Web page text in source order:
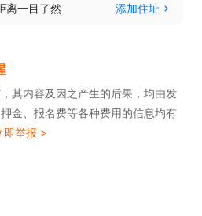
离一目了然 添加住址
其内容及因之产生的后果，均由发
金、报名费等各种费用的信息均有
即举报 >